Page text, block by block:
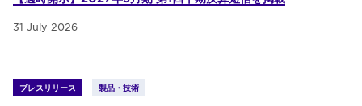
31 July 2026
プレスリリース 製品・技術